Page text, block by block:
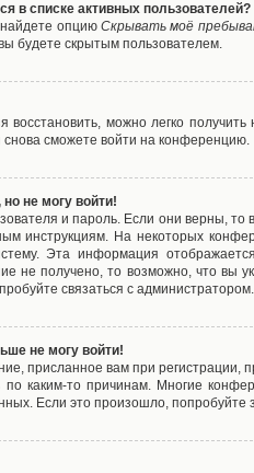
в списке активных пользователей?
найдете опцию Скрывать моё
будете скрытым пользователем.
восстановить, можно легко
снова сможете войти на конференцию.
не могу войти!
и пароль. Если они верны,
инструкциям. На некоторых
Эта информация
не получено, то возможно, что вы
связаться с администратором.
не могу войти!
присланное вам при регистрации,
каким-то причинам. Многие
Если это произошло, попробуйте